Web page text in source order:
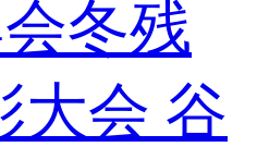
冬残
大会 谷